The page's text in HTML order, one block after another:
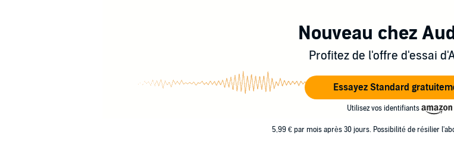
Nouveau chez
Profitez de l'offre d'essai
Essayez Standard
Utilisez vos identifiants
5,99 € par mois après 30 jours. Possibilité de résilier